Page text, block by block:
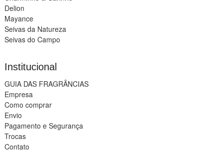
Delion
Mayance
Seivas da Natureza
Seivas do Campo
Institucional
GUIA DAS FRAGRÂNCIAS
Empresa
Como comprar
Envio
Pagamento e Segurança
Trocas
Contato